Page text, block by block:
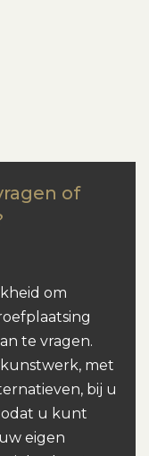
of
om
te vragen.
met
bij u
u kunt
eigen